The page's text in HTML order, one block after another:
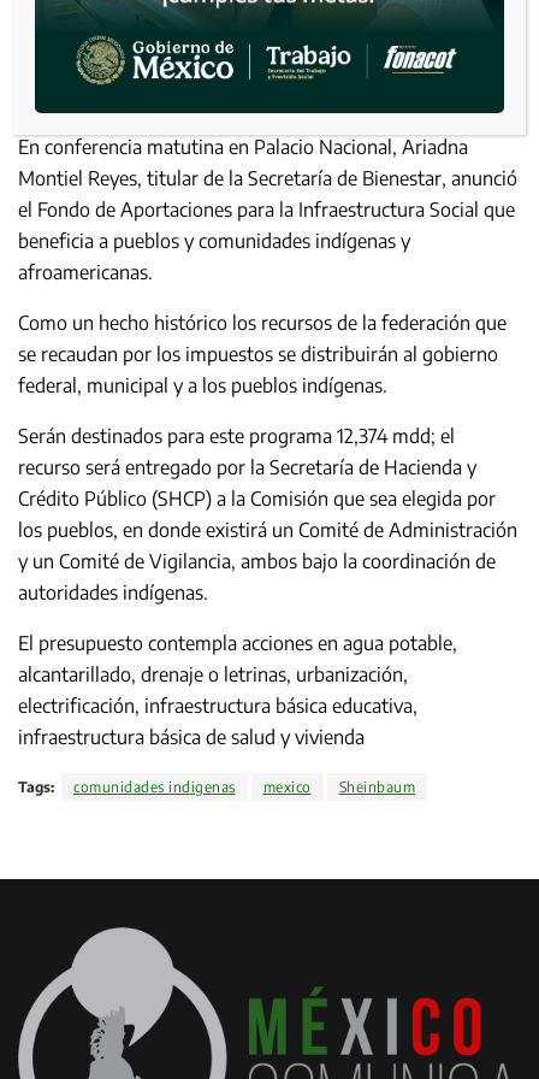
En conferencia matutina en Palacio Nacional, Ariadna
Montiel Reyes, titular de la Secretaría de Bienestar, anunció
el Fondo de Aportaciones para la Infraestructura Social que
beneficia a pueblos y comunidades indígenas y
afroamericanas.
Como un hecho histórico los recursos de la federación que
se recaudan por los impuestos se distribuirán al gobierno
federal, municipal y a los pueblos indígenas.
Serán destinados para este programa 12,374 mdd; el
recurso será entregado por la Secretaría de Hacienda y
Crédito Público (SHCP) a la Comisión que sea elegida por
los pueblos, en donde existirá un Comité de Administración
y un Comité de Vigilancia, ambos bajo la coordinación de
autoridades indígenas.
El presupuesto contempla acciones en agua potable,
alcantarillado, drenaje o letrinas, urbanización,
electrificación, infraestructura básica educativa,
infraestructura básica de salud y vivienda
Tags: comunidades indigenas mexico Sheinbaum